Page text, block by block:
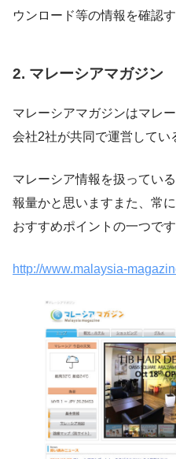
ウンロード等の情報を確認
2. マレーシアマガジン
マレーシアマガジンはマレ
会社2社が共同で運営してい
マレーシア情報を扱ってい
報量かと思いますまた、常
おすすめポイントの一つです
http://www.malaysia-